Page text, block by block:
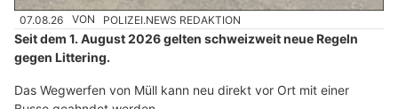
07.08.26 VON POLIZEI.NEWS REDAKTION
Seit dem 1. August 2026 gelten schweizweit neue Regeln
gegen Littering.
Das Wegwerfen von Müll kann neu direkt vor Ort mit einer